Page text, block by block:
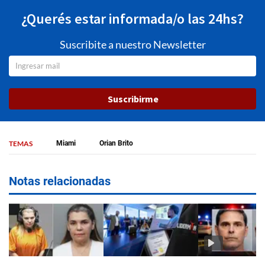
¿Querés estar informada/o las 24hs?
Suscribite a nuestro Newsletter
Suscribirme
TEMAS Miami Orian Brito
Notas relacionadas